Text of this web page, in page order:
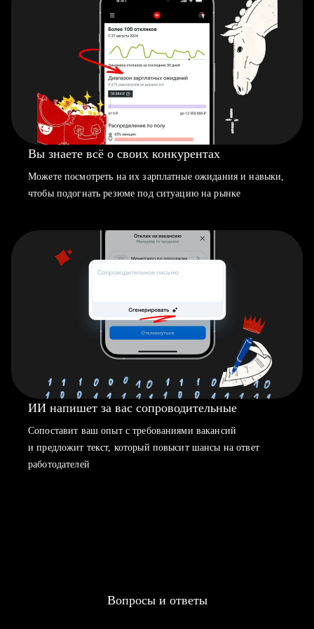
Вы знаете всё о своих конкурентах
Можете посмотреть на их зарплатные ожидания и навыки,
чтобы подогнать резюме под ситуацию на рынке
ИИ напишет за вас сопроводительные
Сопоставит ваш опыт с требованиями вакансий
и предложит текст, который повысит шансы на ответ
работодателей
Вопросы и ответы